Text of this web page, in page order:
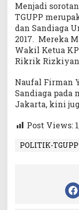
Menjadi
TGUPP
dan Sandiaga
2017. Mereka
Wakil Ketua
Rikrik
Naufal Firman
Sandiaga pada
Jakarta, kini
Post Views:
POLITIK-TGUPP